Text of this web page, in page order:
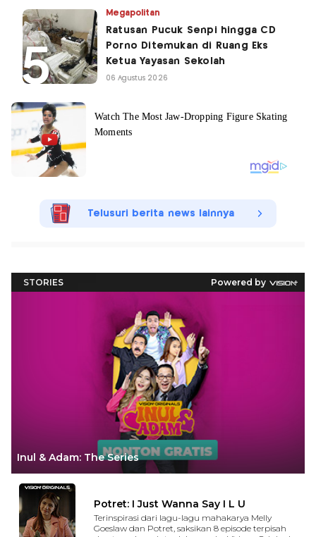
Megapolitan
Ratusan Pucuk Senpi hingga CD
Porno Ditemukan di Ruang Eks
Ketua Yayasan Sekolah
06 Agustus 2026
Telusuri berita news lainnya